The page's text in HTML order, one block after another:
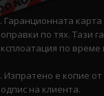
Гаранционната
по тях. Тази
по
Изпратено е копие
на клиента.